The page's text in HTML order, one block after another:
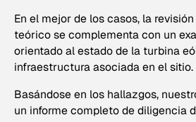
En el mejor de los casos, la
teórico se complementa con un
orientado al estado de la turbina
infraestructura asociada en el sitio.
Basándose en los hallazgos,
un informe completo de diligencia